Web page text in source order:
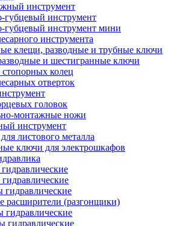
инструмент
инструмент
инструмент мини
инструмента
клещи, разводные и трубные ключи
и шестигранные ключи
колец
отверток
головок
монтажные ножи
инструмент
листового металла
ключи для электрошкафов
гидравлические
расширители (разгонщики)
гидравлические
гидравлические